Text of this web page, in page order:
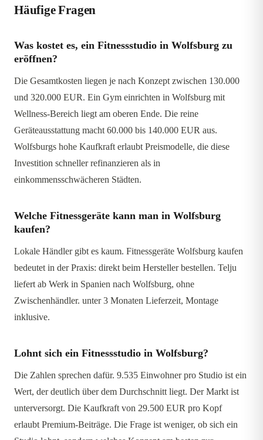
Häufige Fragen
Was kostet es, ein Fitnessstudio in Wolfsburg zu
eröffnen?
Die Gesamtkosten liegen je nach Konzept zwischen 130.000
und 320.000 EUR. Ein Gym einrichten in Wolfsburg mit
Wellness-Bereich liegt am oberen Ende. Die reine
Geräteausstattung macht 60.000 bis 140.000 EUR aus.
Wolfsburgs hohe Kaufkraft erlaubt Preismodelle, die diese
Investition schneller refinanzieren als in
einkommensschwächeren Städten.
Welche Fitnessgeräte kann man in Wolfsburg
kaufen?
Lokale Händler gibt es kaum. Fitnessgeräte Wolfsburg kaufen
bedeutet in der Praxis: direkt beim Hersteller bestellen. Telju
liefert ab Werk in Spanien nach Wolfsburg, ohne
Zwischenhändler. unter 3 Monaten Lieferzeit, Montage
inklusive.
Lohnt sich ein Fitnessstudio in Wolfsburg?
Die Zahlen sprechen dafür. 9.535 Einwohner pro Studio ist ein
Wert, der deutlich über dem Durchschnitt liegt. Der Markt ist
unterversorgt. Die Kaufkraft von 29.500 EUR pro Kopf
erlaubt Premium-Beiträge. Die Frage ist weniger, ob sich ein